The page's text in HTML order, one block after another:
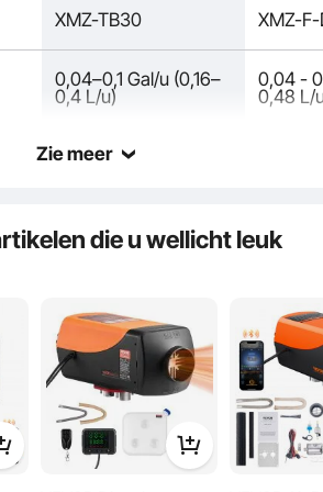
heeft nu Bluetooth-bediening voor nog meer
XMZ-TB30 XMZ-
0,04–0,1 Gal/u (0,16–
0,4 L/u)
0,04 -
0,48 L/
Zie meer
die u wellicht leuk